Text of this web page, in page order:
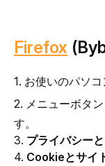
Firefox
1. お使いのパソ
2. メニューボタン
す。
3. プライバシー
4. Cookieとサイ